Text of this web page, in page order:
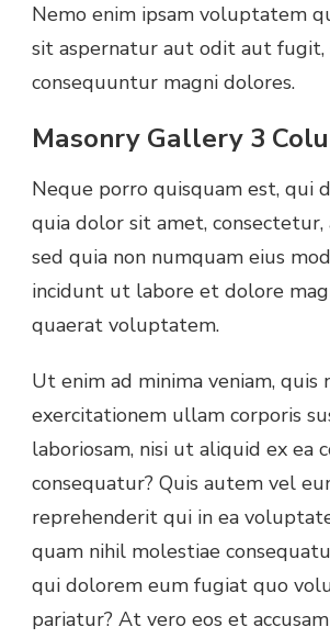
Nemo enim ipsam voluptatem
sit aspernatur aut odit aut fugit,
consequuntur magni dolores.
Masonry Gallery 3
Neque porro quisquam est, qui
quia dolor sit amet, consectetur,
sed quia non numquam eius
incidunt ut labore et dolore
quaerat voluptatem.
Ut enim ad minima veniam, quis
exercitationem ullam corporis
laboriosam, nisi ut aliquid ex ea
consequatur? Quis autem vel
reprehenderit qui in ea
quam nihil molestiae
qui dolorem eum fugiat quo
pariatur? At vero eos et